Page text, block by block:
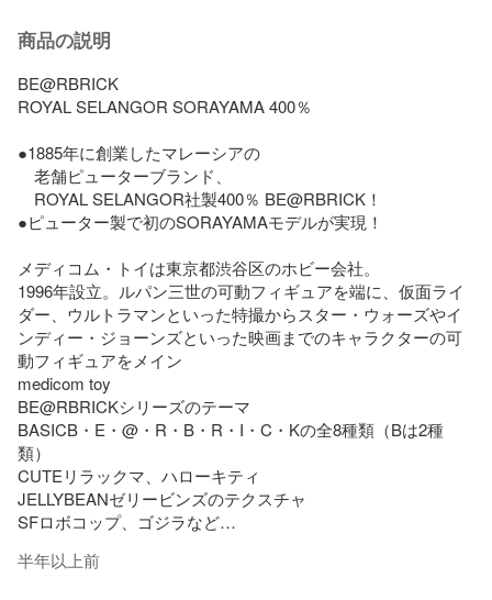
商品の説明
BE@RBRICK
ROYAL SELANGOR SORAYAMA 400％
●1885年に創業したマレーシアの
老舗ピューターブランド、
ROYAL SELANGOR社製400％ BE@RBRICK！
●ピューター製で初のSORAYAMAモデルが実現！
メディコム・トイは東京都渋谷区のホビー会社。
1996年設立。ルパン三世の可動フィギュアを端に、仮面ライ
ダー、ウルトラマンといった特撮からスター・ウォーズやイ
ンディー・ジョーンズといった映画までのキャラクターの可
動フィギュアをメイン
medicom toy
BE@RBRICKシリーズのテーマ
BASICB・E・@・R・B・R・I・C・Kの全8種類（Bは2種
類）
CUTEリラックマ、ハローキティ
JELLYBEANゼリービンズのテクスチャ
SFロボコップ、ゴジラなど
PATTERN花柄、水玉
半年以上前